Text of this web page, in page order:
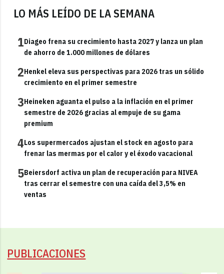
LO MÁS LEÍDO DE LA SEMANA
1Diageo frena su crecimiento hasta 2027 y lanza un plan
de ahorro de 1.000 millones de dólares
2Henkel eleva sus perspectivas para 2026 tras un sólido
crecimiento en el primer semestre
3Heineken aguanta el pulso a la inflación en el primer
semestre de 2026 gracias al empuje de su gama
premium
4Los supermercados ajustan el stock en agosto para
frenar las mermas por el calor y el éxodo vacacional
5Beiersdorf activa un plan de recuperación para NIVEA
tras cerrar el semestre con una caída del 3,5% en
ventas
PUBLICACIONES